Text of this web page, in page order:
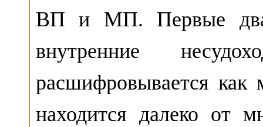
ВП и МП. Первые
внутренние
расшифровывается как
находится далеко от